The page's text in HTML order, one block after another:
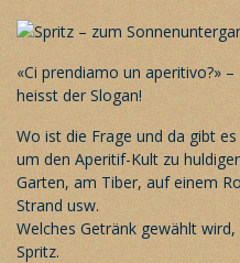
«Ci prendiamo un aperitivo?»
heisst der Slogan!
Wo ist die Frage und da gibt
um den Aperitif-Kult zu
Garten, am Tiber, auf einem
Strand usw.
Welches Getränk gewählt
Spritz.